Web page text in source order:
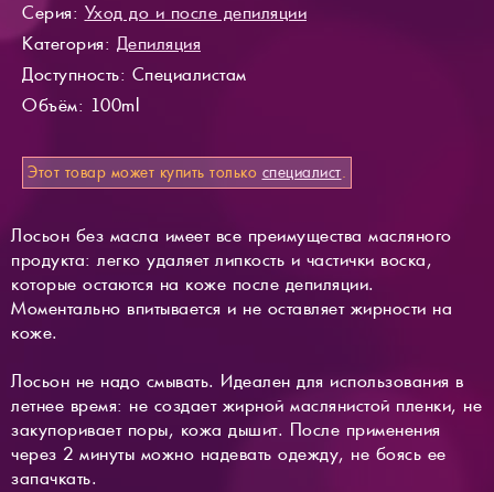
Серия: Уход до и после депиляции
Категория: Депиляция
Доступность: Специалистам
Объём: 100ml
Этот товар может купить только специалист.
Лосьон без масла имеет все преимущества масляного
продукта: легко удаляет липкость и частички воска,
которые остаются на коже после депиляции.
Моментально впитывается и не оставляет жирности на
коже.
Лосьон не надо смывать. Идеален для использования в
летнее время: не создает жирной маслянистой пленки, не
закупоривает поры, кожа дышит. После применения
через 2 минуты можно надевать одежду, не боясь ее
запачкать.